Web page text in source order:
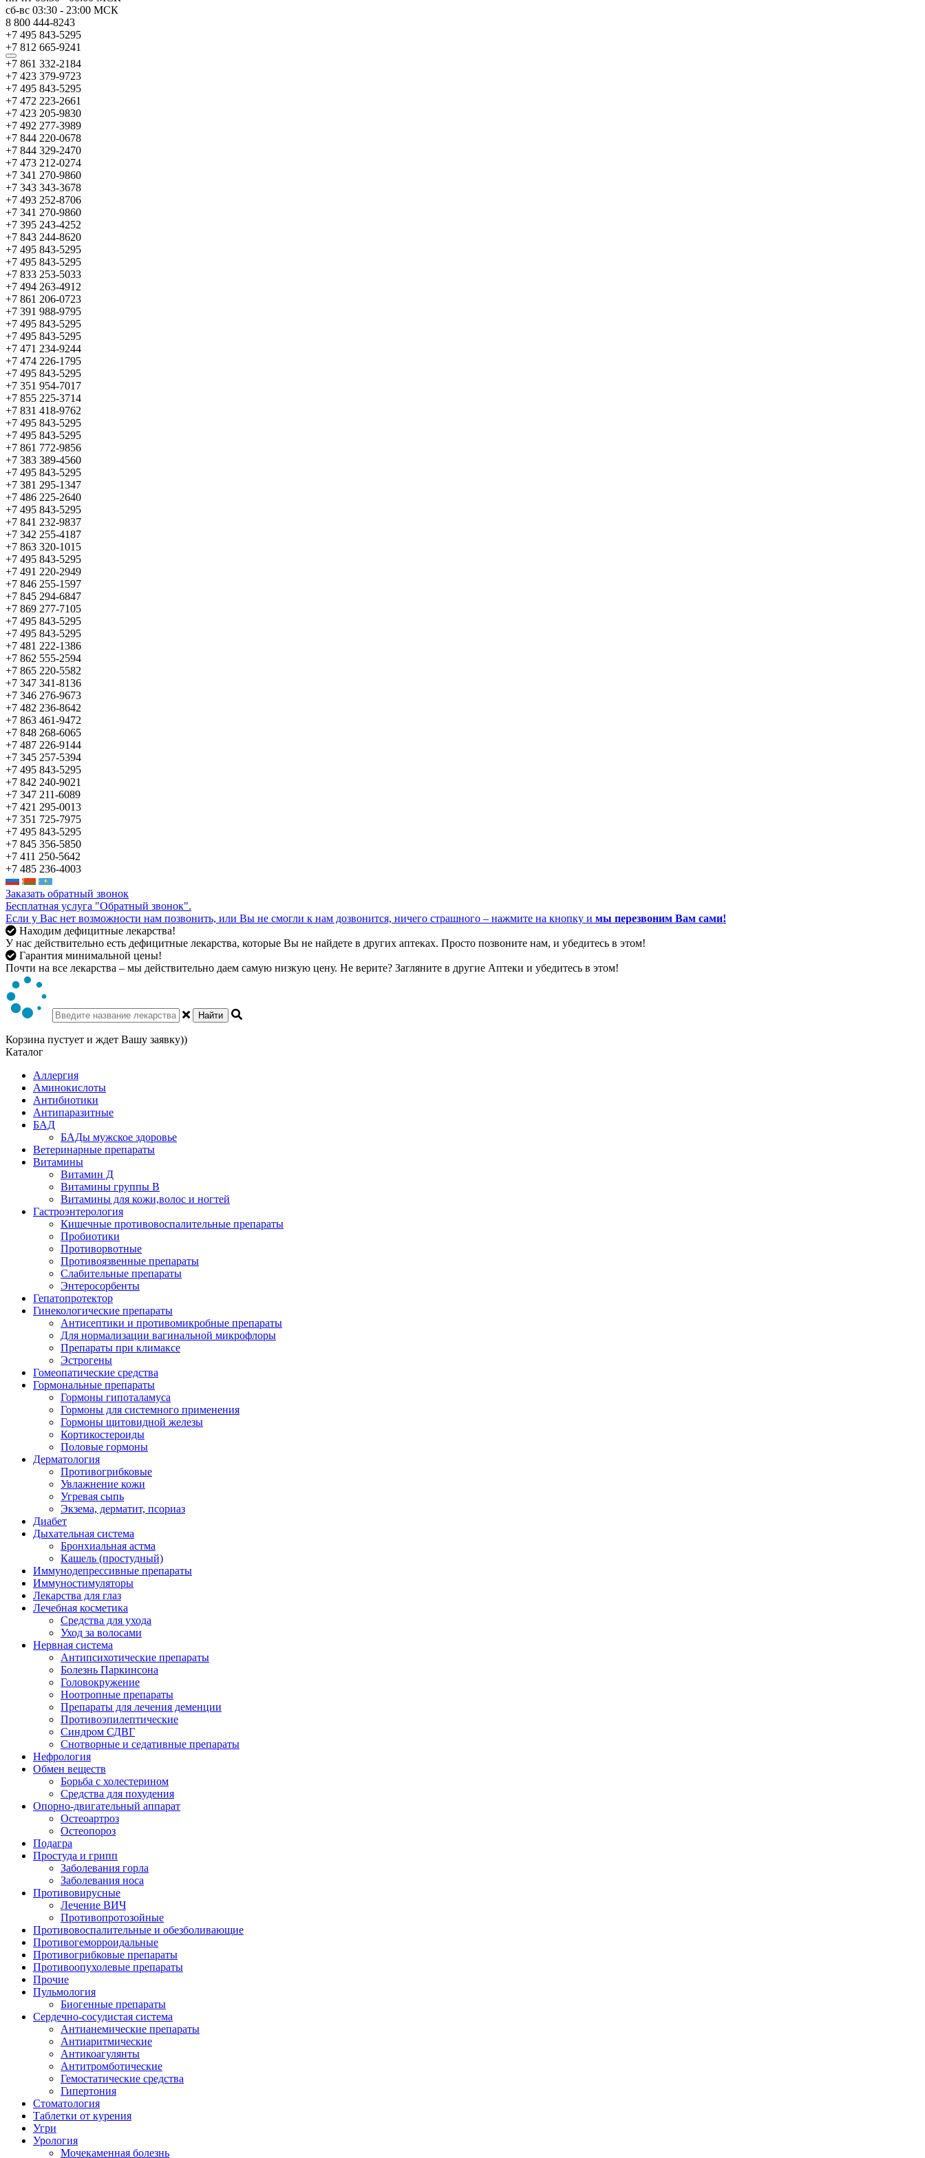
сб-вс 03:30 - 23:00 МСК
8 800 444-8243
+7 495 843-5295
+7 812 665-9241
+7 861 332-2184
+7 423 379-9723
+7 495 843-5295
+7 472 223-2661
+7 423 205-9830
+7 492 277-3989
+7 844 220-0678
+7 844 329-2470
+7 473 212-0274
+7 341 270-9860
+7 343 343-3678
+7 493 252-8706
+7 341 270-9860
+7 395 243-4252
+7 843 244-8620
+7 495 843-5295
+7 495 843-5295
+7 833 253-5033
+7 494 263-4912
+7 861 206-0723
+7 391 988-9795
+7 495 843-5295
+7 495 843-5295
+7 471 234-9244
+7 474 226-1795
+7 495 843-5295
+7 351 954-7017
+7 855 225-3714
+7 831 418-9762
+7 495 843-5295
+7 495 843-5295
+7 861 772-9856
+7 383 389-4560
+7 495 843-5295
+7 381 295-1347
+7 486 225-2640
+7 495 843-5295
+7 841 232-9837
+7 342 255-4187
+7 863 320-1015
+7 495 843-5295
+7 491 220-2949
+7 846 255-1597
+7 845 294-6847
+7 869 277-7105
+7 495 843-5295
+7 495 843-5295
+7 481 222-1386
+7 862 555-2594
+7 865 220-5582
+7 347 341-8136
+7 346 276-9673
+7 482 236-8642
+7 863 461-9472
+7 848 268-6065
+7 487 226-9144
+7 345 257-5394
+7 495 843-5295
+7 842 240-9021
+7 347 211-6089
+7 421 295-0013
+7 351 725-7975
+7 495 843-5295
+7 845 356-5850
+7 411 250-5642
+7 485 236-4003
Заказать обратный звонок
Бесплатная услуга "Обратный звонок".
Если у Вас нет возможности нам позвонить, или Вы не смогли к нам дозвонится, ничего страшного – нажмите на кнопку и мы перезвоним Вам сами!
Находим дефицитные лекарства!
У нас действительно есть дефицитные лекарства, которые Вы не найдете в других аптеках. Просто позвоните нам, и убедитесь в этом!
Гарантия минимальной цены!
Почти на все лекарства – мы действительно даем самую низкую цену. Не верите? Загляните в другие Аптеки и убедитесь в этом!
Найти
Корзина пустует и ждет Вашу заявку))
Каталог
Аллергия
Аминокислоты
Антибиотики
Антипаразитные
БАД
БАДы мужское здоровье
Ветеринарные препараты
Витамины
Витамин Д
Витамины группы В
Витамины для кожи,волос и ногтей
Гастроэнтерология
Кишечные противовоспалительные препараты
Пробиотики
Противорвотные
Противоязвенные препараты
Слабительные препараты
Энтеросорбенты
Гепатопротектор
Гинекологические препараты
Антисептики и противомикробные препараты
Для нормализации вагинальной микрофлоры
Препараты при климаксе
Эстрогены
Гомеопатические средства
Гормональные препараты
Гормоны гипоталамуса
Гормоны для системного применения
Гормоны щитовидной железы
Кортикостероиды
Половые гормоны
Дерматология
Противогрибковые
Увлажнение кожи
Угревая сыпь
Экзема, дерматит, псориаз
Диабет
Дыхательная система
Бронхиальная астма
Кашель (простудный)
Иммунодепрессивные препараты
Иммуностимуляторы
Лекарства для глаз
Лечебная косметика
Средства для ухода
Уход за волосами
Нервная система
Антипсихотические препараты
Болезнь Паркинсона
Головокружение
Ноотропные препараты
Препараты для лечения деменции
Противоэпилептические
Синдром СДВГ
Снотворные и седативные препараты
Нефрология
Обмен веществ
Борьба с холестерином
Средства для похудения
Опорно-двигательный аппарат
Остеоартроз
Остеопороз
Подагра
Простуда и грипп
Заболевания горла
Заболевания носа
Противовирусные
Лечение ВИЧ
Противопротозойные
Противовоспалительные и обезболивающие
Противогеморроидальные
Противогрибковые препараты
Противоопухолевые препараты
Прочие
Пульмология
Биогенные препараты
Сердечно-сосудистая система
Антианемические препараты
Антиаритмические
Антикоагулянты
Антитромботические
Гемостатические средства
Гипертония
Стоматология
Таблетки от курения
Угри
Урология
Мочекаменная болезнь